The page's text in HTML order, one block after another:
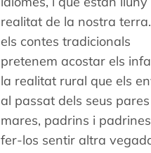
realitat de la nostra
els contes tradicionals
pretenem acostar els
la realitat rural que els
al passat dels seus
mares, padrins i
fer-los sentir altra